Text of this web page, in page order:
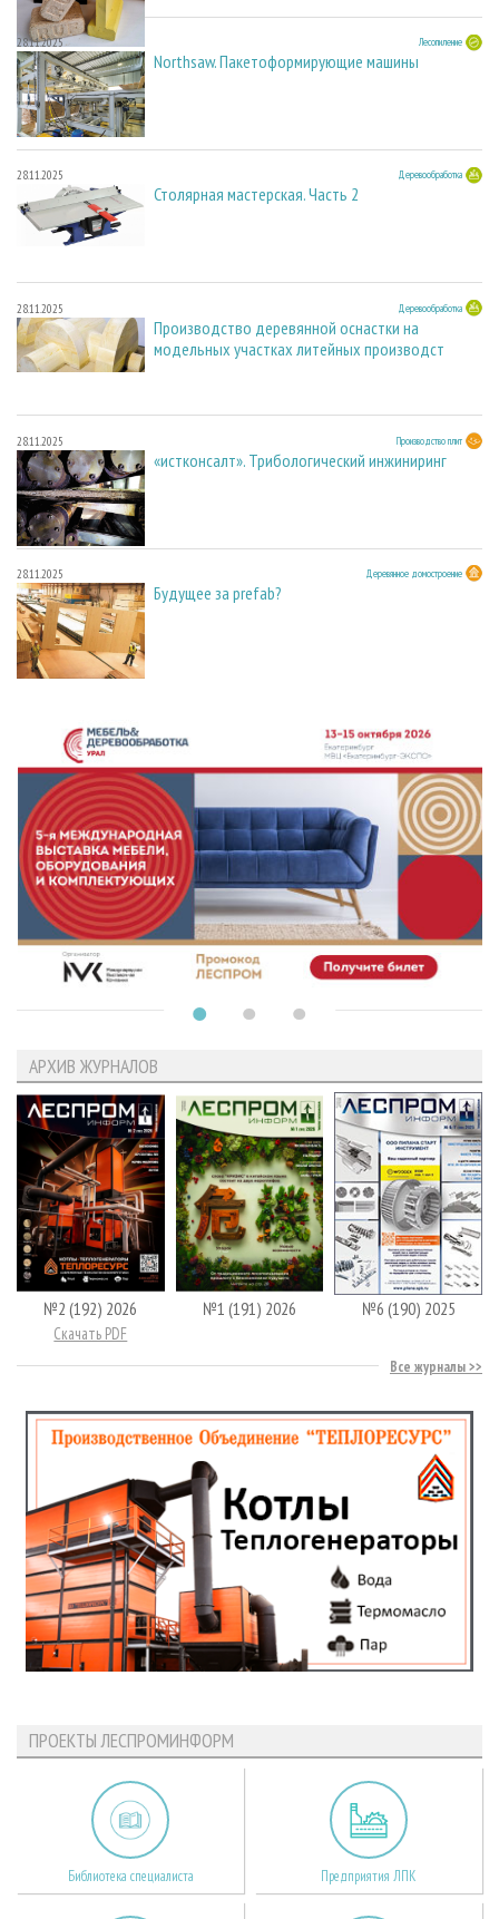
28.11.2025 Лесопиление
Northsaw. Пакетоформирующие машины
28.11.2025 Деревообработка
Столярная мастерская. Часть 2
28.11.2025 Деревообработка
Производство деревянной оснастки на
модельных участках литейных производст
28.11.2025 Производство плит
«истконсалт». Трибологический инжиниринг
28.11.2025 Деревянное домостроение
Будущее за prefab?
АРХИВ ЖУРНАЛОВ
№2 (192) 2026
Скачать PDF
№1 (191) 2026 №6 (190) 2025
Все журналы
ПРОЕКТЫ ЛЕСПРОМИНФОРМ
Библиотека специалиста Предприятия ЛПК